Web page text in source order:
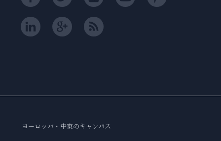
ヨーロッパ・中東のキャンパス